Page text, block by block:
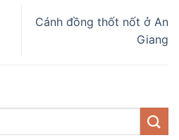
Cánh đồng thốt nốt ở An
Giang